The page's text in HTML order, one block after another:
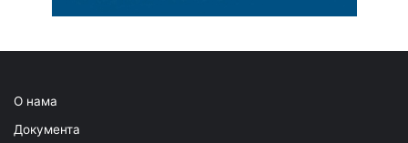
О нама
Документа